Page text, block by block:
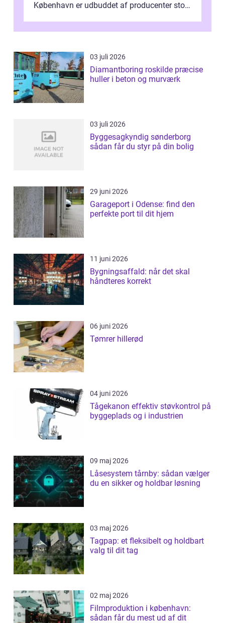
København er udbuddet af producenter stort,
inti...
03 juli 2026
Diamantboring roskilde præcise
huller i beton og murværk
03 juli 2026
Byggesagkyndig sønderborg
sådan får du styr på din bolig
29 juni 2026
Garageport i Odense: find den
perfekte port til dit hjem
11 juni 2026
Bygningsaffald: når det skal
håndteres korrekt
06 juni 2026
Tømrer hillerød
04 juni 2026
Tågekanon effektiv støvkontrol på
byggeplads og i industrien
09 maj 2026
Låsesystem tårnby: sådan vælger
du en sikker og holdbar løsning
03 maj 2026
Tagpap: et fleksibelt og holdbart
valg til dit tag
02 maj 2026
Filmproduktion i københavn:
sådan får du mest ud af dit